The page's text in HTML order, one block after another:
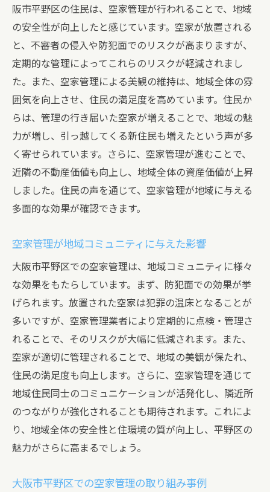
阪市平野区の住民は、空家管理が行われることで、地域
の安全性が向上したと感じています。空家が放置される
と、不審者の侵入や防犯面でのリスクが高まりますが、
定期的な管理によってこれらのリスクが軽減されまし
た。また、空家管理による美観の維持は、地域全体の雰
囲気を向上させ、住民の満足度を高めています。住民か
らは、管理の行き届いた空家が増えることで、地域の魅
力が増し、引っ越してくる新住民も増えたという声が多
く寄せられています。さらに、空家管理が進むことで、
近隣の不動産価値も向上し、地域全体の資産価値が上昇
しました。住民の声を通じて、空家管理が地域に与える
多面的な効果が確認できます。
空家管理が地域コミュニティに与えた影響
大阪市平野区での空家管理は、地域コミュニティに様々
な効果をもたらしています。まず、防犯面での効果が挙
げられます。放置された空家は犯罪の温床となることが
多いですが、空家管理業者により定期的に点検・管理さ
れることで、そのリスクが大幅に低減されます。また、
空家が適切に管理されることで、地域の美観が保たれ、
住民の満足度も向上します。さらに、空家管理を通じて
地域住民同士のコミュニケーションが活発化し、隣近所
のつながりが強化されることも期待されます。これによ
り、地域全体の安全性と住環境の質が向上し、平野区の
魅力がさらに高まるでしょう。
大阪市平野区での空家管理の取り組み事例